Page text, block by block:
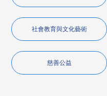
社會教育與文化藝術
慈善公益